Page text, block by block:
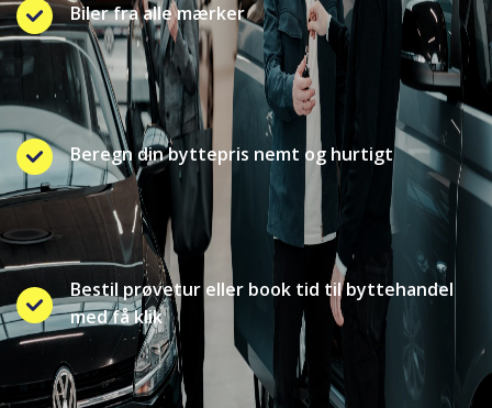
Biler fra alle mærker
Beregn din byttepris nemt og hurtigt
Bestil prøvetur eller book tid til byttehandel
med få klik